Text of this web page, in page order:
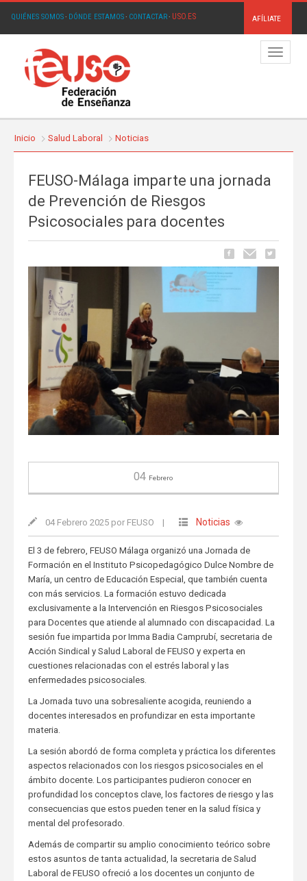
QUIÉNES SOMOS· DÓNDE ESTAMOS· CONTACTAR· USO.ES AFÍLIATE
Menú
Inicio Salud Laboral Noticias
FEUSO-Málaga imparte una jornada
de Prevención de Riesgos
Psicosociales para docentes
04 Febrero
04 Febrero 2025 por FEUSO | Noticias
El 3 de febrero, FEUSO Málaga organizó una Jornada de
Formación en el Instituto Psicopedagógico Dulce Nombre de
María, un centro de Educación Especial, que también cuenta
con más servicios. La formación estuvo dedicada
exclusivamente a la Intervención en Riesgos Psicosociales
para Docentes que atiende al alumnado con discapacidad. La
sesión fue impartida por Imma Badia Camprubí, secretaria de
Acción Sindical y Salud Laboral de FEUSO y experta en
cuestiones relacionadas con el estrés laboral y las
enfermedades psicosociales.
La Jornada tuvo una sobresaliente acogida, reuniendo a
docentes interesados en profundizar en esta importante
materia.
La sesión abordó de forma completa y práctica los diferentes
aspectos relacionados con los riesgos psicosociales en el
ámbito docente. Los participantes pudieron conocer en
profundidad los conceptos clave, los factores de riesgo y las
consecuencias que estos pueden tener en la salud física y
mental del profesorado.
Además de compartir su amplio conocimiento teórico sobre
estos asuntos de tanta actualidad, la secretaria de Salud
Laboral de FEUSO ofreció a los docentes un conjunto de